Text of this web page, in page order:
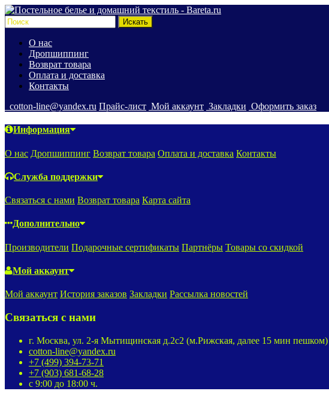
О нас
Дропшиппинг
Возврат товара
Оплата и доставка
Контакты
cotton-line@yandex.ru Прайс-лист Мой аккаунт Закладки Оформить заказ
Информация
О нас Дропшиппинг Возврат товара Оплата и доставка Контакты
Служба поддержки
Связаться с нами Возврат товара Карта сайта
Дополнительно
Производители Подарочные сертификаты Партнёры Товары со скидкой
Мой аккаунт
Мой аккаунт История заказов Закладки Рассылка новостей
Связаться с нами
г. Москва, ул. 2-я Мытищинская д.2с2 (м.Рижская, далее 15 мин пешком)
cotton-line@yandex.ru
+7 (499) 394-73-71
+7 (903) 681-68-28
с 9:00 до 18:00 ч.